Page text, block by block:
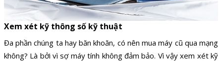
Xem xét kỹ thông số kỹ thuật
Đa phần chúng ta hay băn khoăn, có nên mua máy cũ qua mạng
không? Là bởi vì sợ máy tính không đảm bảo. Vì vậy xem xét kỹ